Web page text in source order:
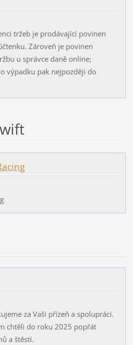
tržeb je prodávající povinen
Zároveň je povinen
u správce daně online;
výpadku pak nejpozději do
za Vaši přízeň a spolupráci.
chtěli do roku 2025 popřát
a štěstí.